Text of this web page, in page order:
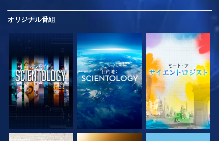
オリジナル番組